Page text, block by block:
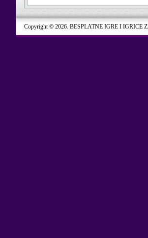
Copyright © 2026. BESPLATNE IGRE I IGRICE